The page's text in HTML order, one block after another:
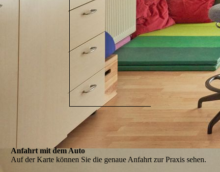
Anfahrt mit dem Auto
Auf der Karte können Sie die genaue Anfahrt zur Praxis sehen.